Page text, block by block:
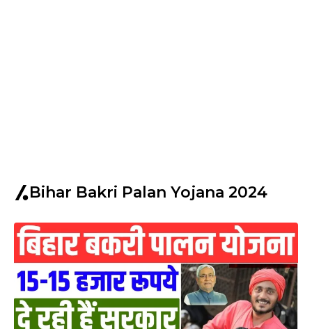
Bihar Bakri Palan Yojana 2024